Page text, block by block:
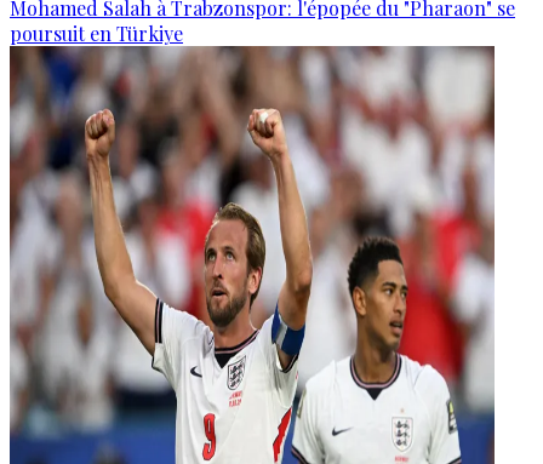
Mohamed Salah à Trabzonspor: l'épopée du "Pharaon" se
poursuit en Türkiye